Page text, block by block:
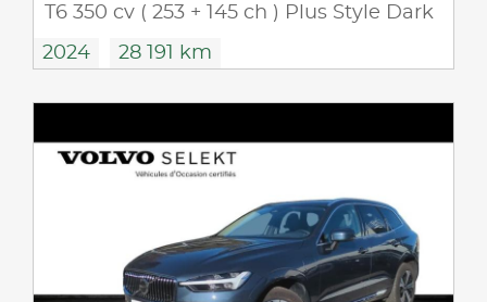
T6 350 cv ( 253 + 145 ch ) Plus Style Dark
2024 28 191 km